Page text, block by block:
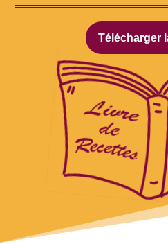
Télécharger